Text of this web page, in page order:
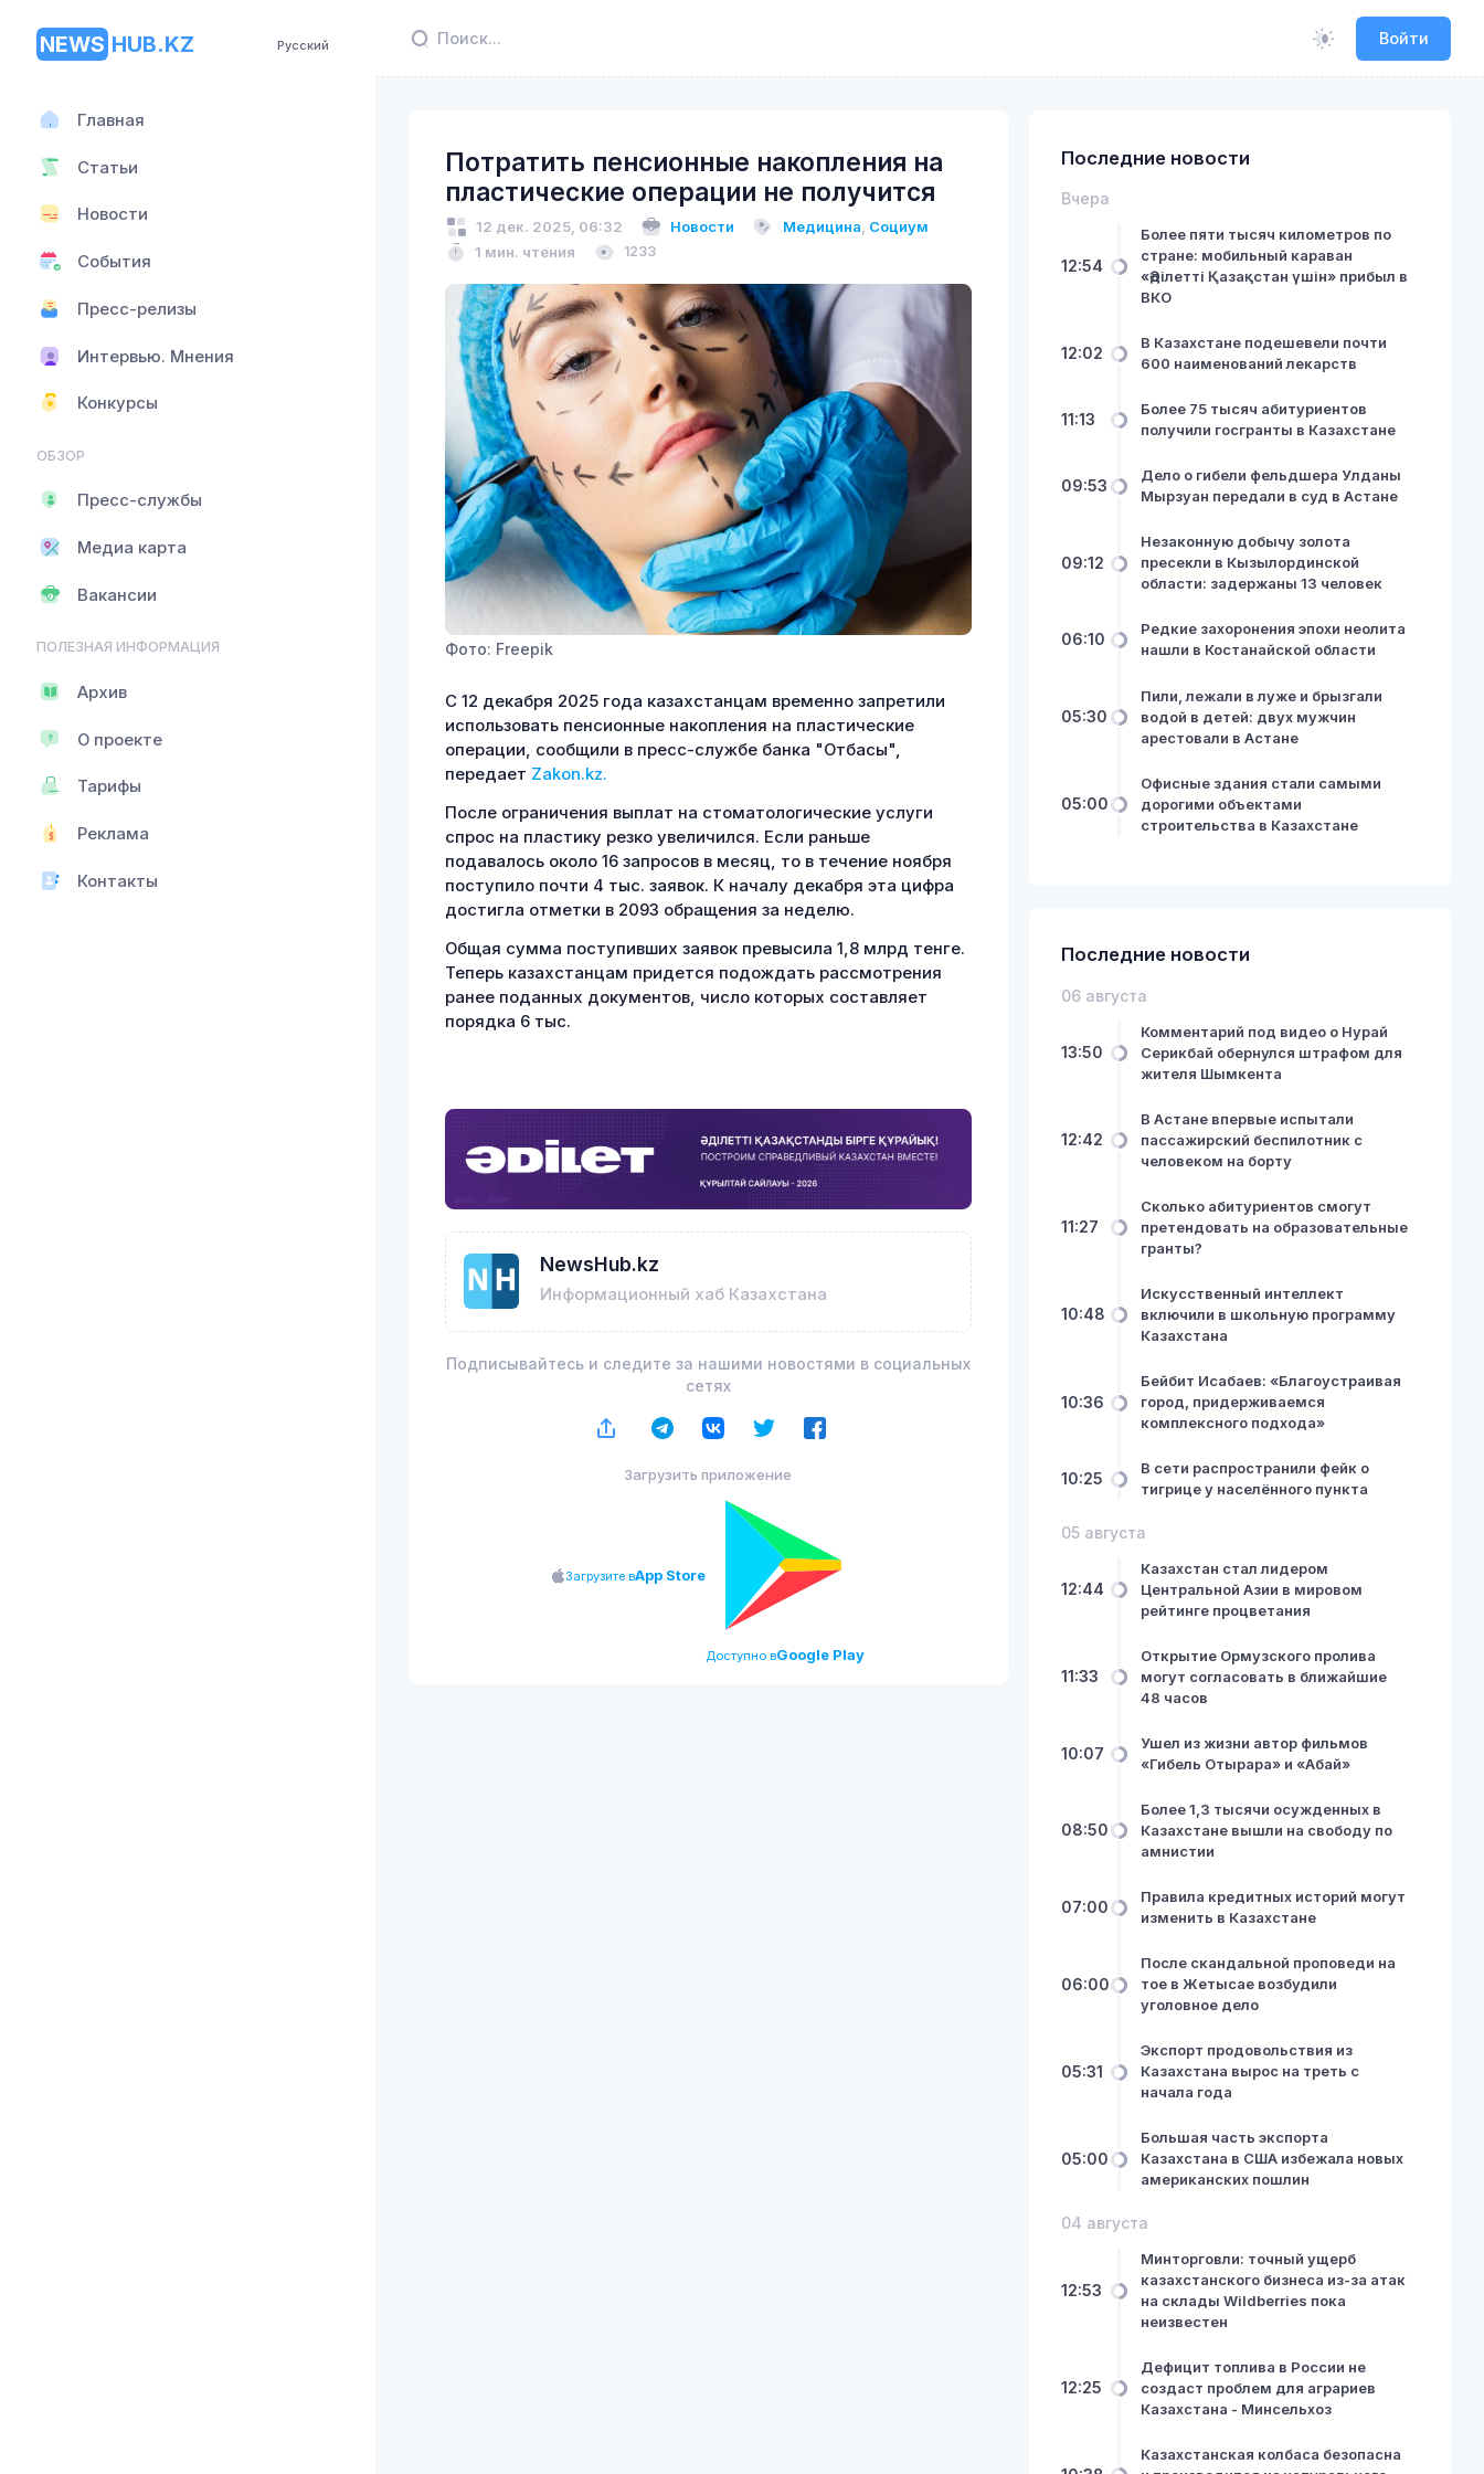
Войти
NEWS HUB.KZ Русский
Главная
Статьи
Новости
События
Пресс-релизы
Интервью. Мнения
Конкурсы
ОБЗОР
Пресс-службы
Медиа карта
Вакансии
ПОЛЕЗНАЯ ИНФОРМАЦИЯ
Архив
О проекте
Тарифы
Реклама
Контакты
Потратить пенсионные накопления на
пластические операции не получится
12 дек. 2025, 06:32 Новости Медицина, Социум
1 мин. чтения
1233
Фото: Freepik
С 12 декабря 2025 года казахстанцам временно запретили
использовать пенсионные накопления на пластические
операции, сообщили в пресс-службе банка "Отбасы",
передает Zakon.kz.
После ограничения выплат на стоматологические услуги
спрос на пластику резко увеличился. Если раньше
подавалось около 16 запросов в месяц, то в течение ноября
поступило почти 4 тыс. заявок. К началу декабря эта цифра
достигла отметки в 2093 обращения за неделю.
Общая сумма поступивших заявок превысила 1,8 млрд тенге.
Теперь казахстанцам придется подождать рассмотрения
ранее поданных документов, число которых составляет
порядка 6 тыс.
NewsHub.kz
Информационный хаб Казахстана
Подписывайтесь и следите за нашими новостями в социальных
сетях
Загрузить приложение
Загрузите вApp Store
Доступно вGoogle Play
Последние новости
Вчера
12:54
Более пяти тысяч километров по
стране: мобильный караван
«Әділетті Қазақстан үшін» прибыл в
ВКО
12:02
В Казахстане подешевели почти
600 наименований лекарств
11:13
Более 75 тысяч абитуриентов
получили госгранты в Казахстане
09:53
Дело о гибели фельдшера Улданы
Мырзуан передали в суд в Астане
09:12
Незаконную добычу золота
пресекли в Кызылординской
области: задержаны 13 человек
06:10
Редкие захоронения эпохи неолита
нашли в Костанайской области
05:30
Пили, лежали в луже и брызгали
водой в детей: двух мужчин
арестовали в Астане
05:00
Офисные здания стали самыми
дорогими объектами
строительства в Казахстане
Последние новости
06 августа
13:50
Комментарий под видео о Нурай
Серикбай обернулся штрафом для
жителя Шымкента
12:42
В Астане впервые испытали
пассажирский беспилотник с
человеком на борту
11:27
Сколько абитуриентов смогут
претендовать на образовательные
гранты?
10:48
Искусственный интеллект
включили в школьную программу
Казахстана
10:36
Бейбит Исабаев: «Благоустраивая
город, придерживаемся
комплексного подхода»
10:25
В сети распространили фейк о
тигрице у населённого пункта
05 августа
12:44
Казахстан стал лидером
Центральной Азии в мировом
рейтинге процветания
11:33
Открытие Ормузского пролива
могут согласовать в ближайшие
48 часов
10:07
Ушел из жизни автор фильмов
«Гибель Отырара» и «Абай»
08:50
Более 1,3 тысячи осужденных в
Казахстане вышли на свободу по
амнистии
07:00
Правила кредитных историй могут
изменить в Казахстане
06:00
После скандальной проповеди на
тое в Жетысае возбудили
уголовное дело
05:31
Экспорт продовольствия из
Казахстана вырос на треть с
начала года
05:00
Большая часть экспорта
Казахстана в США избежала новых
американских пошлин
04 августа
12:53
Минторговли: точный ущерб
казахстанского бизнеса из-за атак
на склады Wildberries пока
неизвестен
12:25
Дефицит топлива в России не
создаст проблем для аграриев
Казахстана - Минсельхоз
Казахстанская колбаса безопасна